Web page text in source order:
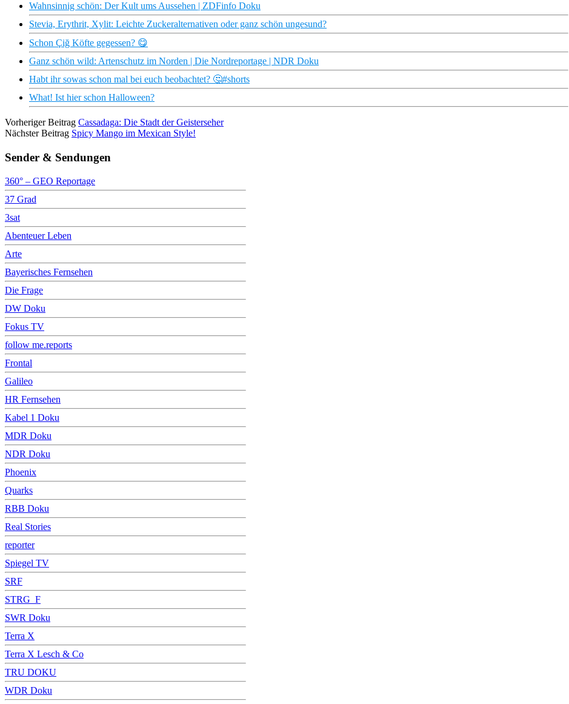
Wahnsinnig schön: Der Kult ums Aussehen | ZDFinfo Doku
Stevia, Erythrit, Xylit: Leichte Zuckeralternativen oder ganz schön ungesund?
Schon Çiğ Köfte gegessen? 😋
Ganz schön wild: Artenschutz im Norden | Die Nordreportage | NDR Doku
Habt ihr sowas schon mal bei euch beobachtet? 🤔#shorts
What! Ist hier schon Halloween?
Vorheriger Beitrag Cassadaga: Die Stadt der Geisterseher
Nächster Beitrag Spicy Mango im Mexican Style!
Sender & Sendungen
360° – GEO Reportage
37 Grad
3sat
Abenteuer Leben
Arte
Bayerisches Fernsehen
Die Frage
DW Doku
Fokus TV
follow me.reports
Frontal
Galileo
HR Fernsehen
Kabel 1 Doku
MDR Doku
NDR Doku
Phoenix
Quarks
RBB Doku
Real Stories
reporter
Spiegel TV
SRF
STRG_F
SWR Doku
Terra X
Terra X Lesch & Co
TRU DOKU
WDR Doku